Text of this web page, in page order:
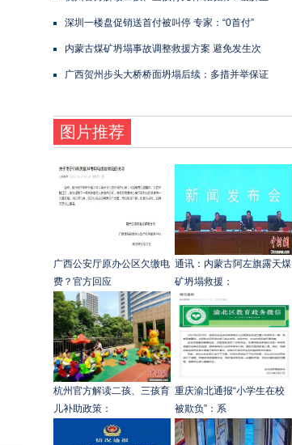
深圳一楼盘促销送首付被叫停 专家：“0首付”
内蒙古煤矿坍塌事故调整救援方案 避免发生次
广西贺州步头大桥桥面坍塌后续：多措并举保证
图片推荐
广西公安厅原办公区欠缴电
费？官方回应
通讯：内蒙古阿左旗露天煤
矿坍塌救援：
杭州官方解读二孩、三孩育
儿补助政策：
重庆渝北通报“小学生在校
被欺负”：系